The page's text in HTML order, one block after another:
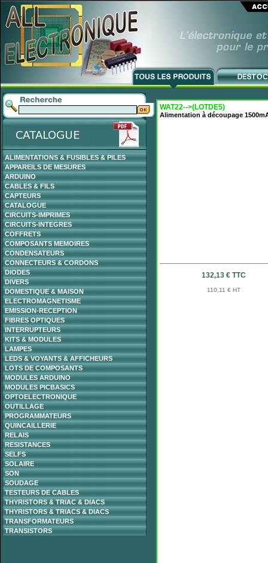
ALIMENTATIONS & FUSIBLES & PILES
APPAREILS DE MESURES
ARDUINO
CABLES & FILS
CAPTEURS
CATALOGUE
CIRCUITS-IMPRIMES
CIRCUITS-INTEGRES
COFFRETS
COMPOSANTS MEMOIRES
CONDENSATEURS
CONNECTEURS & CORDONS
DIODES
DIVERS
DOMESTIQUE & MAISON
ELECTROMAGNETISME
EMISSION-RECEPTION
FIBRES OPTIQUES
INTERRUPTEURS
KITS & MODULES
LAMPES
LEDS & VOYANTS & AFFICHEURS
LOTS DE COMPOSANTS
MODULES ARDUINO
MODULES PICBASICS
OPTOELECTRONIQUE
OUTILLAGE
PROGRAMMATEURS
QUINCAILLERIE
RELAIS
RESISTANCES
SELFS
SOLAIRE
SON
SOUDAGE
TESTEURS DE CABLES
THYRISTORS & TRIAC & DIACS
THYRISTORS & TRIACS & DIACS
TRANSFORMATEURS
TRANSISTORS
WAT22-->(LOTDE5)
Alimentation à découpage
132,13 € TTC
110,11 € HT